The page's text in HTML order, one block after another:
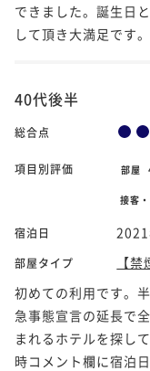
できました。誕生日
して頂き大満足です。
40代後半
総合点
項目別評価 部屋
接客
宿泊日
部屋タイプ
【
初めての利用です。
急事態宣言の延長で
まれるホテルを探し
時コメント欄に宿泊